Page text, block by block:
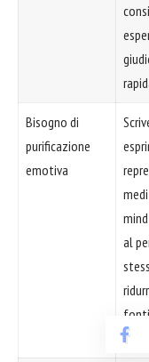
Bisogno di
purificazione
emotiva
al